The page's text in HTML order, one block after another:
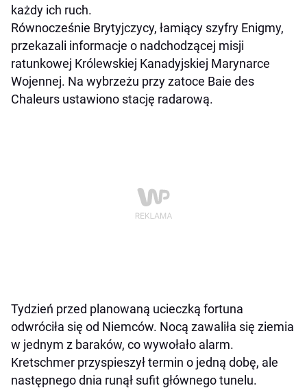
każdy ich ruch.
Równocześnie Brytyjczycy, łamiący szyfry Enigmy,
przekazali informacje o nadchodzącej misji
ratunkowej Królewskiej Kanadyjskiej Marynarce
Wojennej. Na wybrzeżu przy zatoce Baie des
Chaleurs ustawiono stację radarową.
Tydzień przed planowaną ucieczką fortuna
odwróciła się od Niemców. Nocą zawaliła się ziemia
w jednym z baraków, co wywołało alarm.
Kretschmer przyspieszył termin o jedną dobę, ale
następnego dnia runął sufit głównego tunelu.